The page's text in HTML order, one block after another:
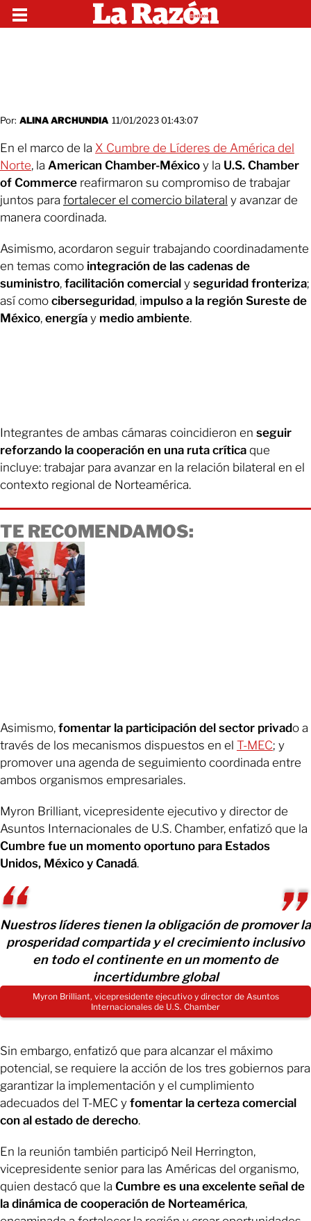
Por: ALINA ARCHUNDIA 11/01/2023 01:43:07
En el marco de la X Cumbre de Líderes de América del
Norte, la American Chamber-México y la U.S. Chamber
of Commerce reafirmaron su compromiso de trabajar
juntos para fortalecer el comercio bilateral y avanzar de
manera coordinada.
Asimismo, acordaron seguir trabajando coordinadamente
en temas como integración de las cadenas de
suministro, facilitación comercial y seguridad fronteriza;
así como ciberseguridad, impulso a la región Sureste de
México, energía y medio ambiente.
Integrantes de ambas cámaras coincidieron en seguir
reforzando la cooperación en una ruta crítica que
incluye: trabajar para avanzar en la relación bilateral en el
contexto regional de Norteamérica.
TE RECOMENDAMOS:
Asimismo, fomentar la participación del sector privado a
través de los mecanismos dispuestos en el T-MEC; y
promover una agenda de seguimiento coordinada entre
ambos organismos empresariales.
Myron Brilliant, vicepresidente ejecutivo y director de
Asuntos Internacionales de U.S. Chamber, enfatizó que la
Cumbre fue un momento oportuno para Estados
Unidos, México y Canadá.
Nuestros líderes tienen la obligación de promover la
prosperidad compartida y el crecimiento inclusivo
en todo el continente en un momento de
incertidumbre global
Myron Brilliant, vicepresidente ejecutivo y director de Asuntos
Internacionales de U.S. Chamber
Sin embargo, enfatizó que para alcanzar el máximo
potencial, se requiere la acción de los tres gobiernos para
garantizar la implementación y el cumplimiento
adecuados del T-MEC y fomentar la certeza comercial
con al estado de derecho.
En la reunión también participó Neil Herrington,
vicepresidente senior para las Américas del organismo,
quien destacó que la Cumbre es una excelente señal de
la dinámica de cooperación de Norteamérica,